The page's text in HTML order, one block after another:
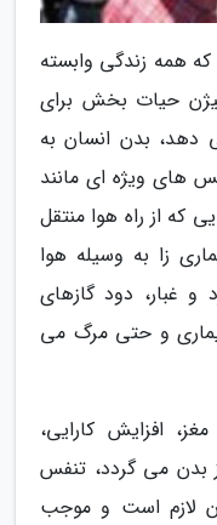
همه زندگی وابسته
حیات بخش برای
دهد، بدن انسان به
های ویژه ای مانند
که از راه هوا منتقل
زا به وسیله هوا
و غبار، دود گازهای
و حتی مرگ می
افزایش کارایی،
می گردد، تنفس
لازم است و موجب